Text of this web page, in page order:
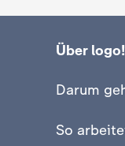
Über logo!
Darum
So